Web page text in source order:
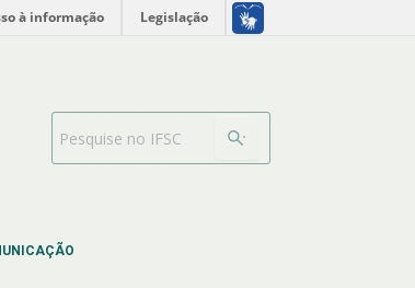
à informação Legislação
Barra de busca